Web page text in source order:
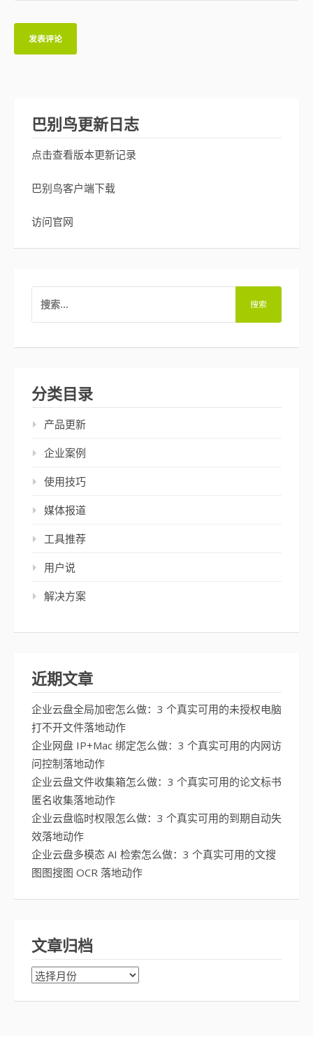
巴别鸟更新日志
点击查看版本更新记录
巴别鸟客户端下载
访问官网
索：
分类目录
产品更新
企业案例
使用技巧
媒体报道
工具推荐
用户说
解决方案
近期文章
企业云盘全局加密怎么做：3 个真实可用的未授权电脑
打不开文件落地动作
企业网盘 IP+Mac 绑定怎么做：3 个真实可用的内网访
问控制落地动作
企业云盘文件收集箱怎么做：3 个真实可用的论文标书
匿名收集落地动作
企业云盘临时权限怎么做：3 个真实可用的到期自动失
效落地动作
企业云盘多模态 AI 检索怎么做：3 个真实可用的文搜
图图搜图 OCR 落地动作
文章归档
文
归